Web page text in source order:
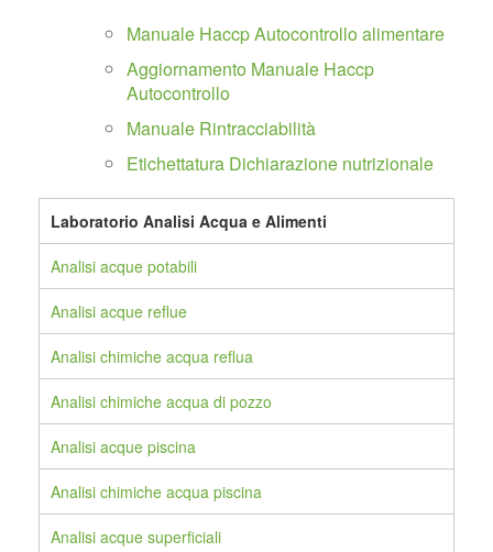
Manuale Haccp Autocontrollo alimentare
Aggiornamento Manuale Haccp
Autocontrollo
Manuale Rintracciabilità
Etichettatura Dichiarazione nutrizionale
Laboratorio Analisi Acqua e Alimenti
Analisi acque potabili
Analisi acque reflue
Analisi chimiche acqua reflua
Analisi chimiche acqua di pozzo
Analisi acque piscina
Analisi chimiche acqua piscina
Analisi acque superficiali